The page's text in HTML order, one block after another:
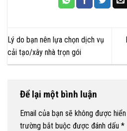
Lý do bạn nên lựa chọn dịch vụ
cải tạo/xây nhà trọn gói
Để lại một bình luận
Email của bạn sẽ không được
trường bắt buộc được đánh dấu *